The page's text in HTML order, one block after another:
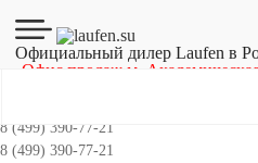
Официальный дилер Laufen в
Офис продаж м.
8 (499) 390-77-21
8 (499) 390-77-21